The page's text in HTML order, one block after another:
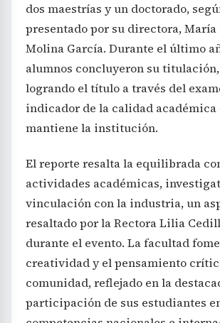
dos maestrías y un doctorado,
presentado por su directora, María
Molina García. Durante el último
alumnos concluyeron su titulación,
logrando el título a través del
indicador de la calidad académica
mantiene la institución.
El reporte resalta la equilibrada
actividades académicas,
vinculación con la industria, un
resaltado por la Rectora Lilia
durante el evento. La facultad
creatividad y el pensamiento
comunidad, reflejado en la
participación de sus estudiantes